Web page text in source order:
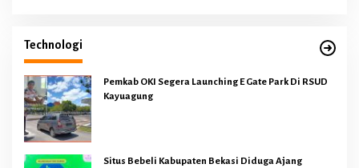
Technologi
Pemkab OKI Segera Launching E Gate Park Di RSUD
Kayuagung
Situs Bebeli Kabupaten Bekasi Diduga Ajang